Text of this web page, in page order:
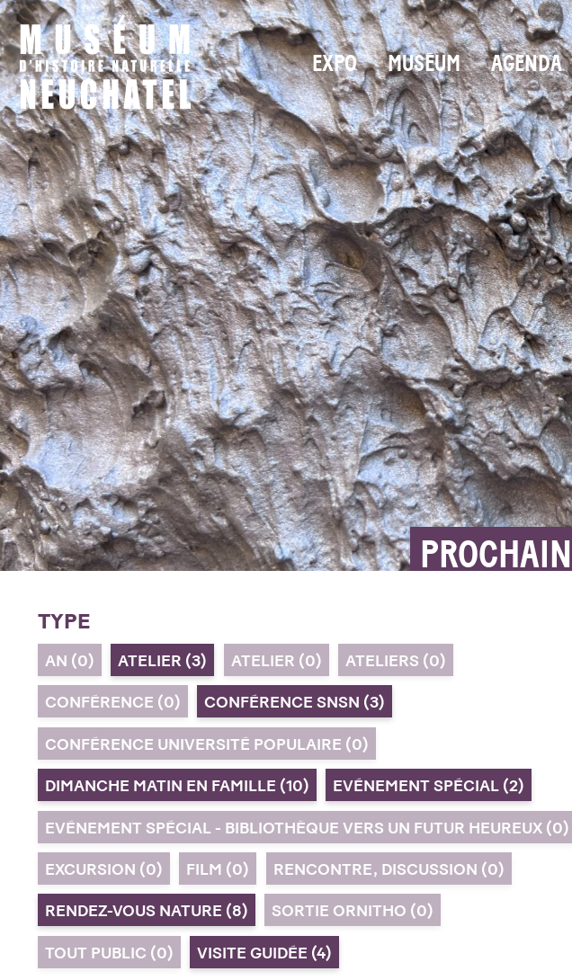
EXPO MUSÉUM AGENDA
TYPE
AN (0) ATELIER (3) ATELIER (0) ATELIERS (0)
CONFÉRENCE (0) CONFÉRENCE SNSN (3)
CONFÉRENCE UNIVERSITÉ POPULAIRE (0)
DIMANCHE MATIN EN FAMILLE (10) EVÉNEMENT SPÉCIAL (2)
EVÉNEMENT SPÉCIAL - BIBLIOTHÈQUE VERS UN FUTUR HEUREUX (0)
EXCURSION (0) FILM (0) RENCONTRE, DISCUSSION (0)
RENDEZ-VOUS NATURE (8) SORTIE ORNITHO (0)
TOUT PUBLIC (0) VISITE GUIDÉE (4)